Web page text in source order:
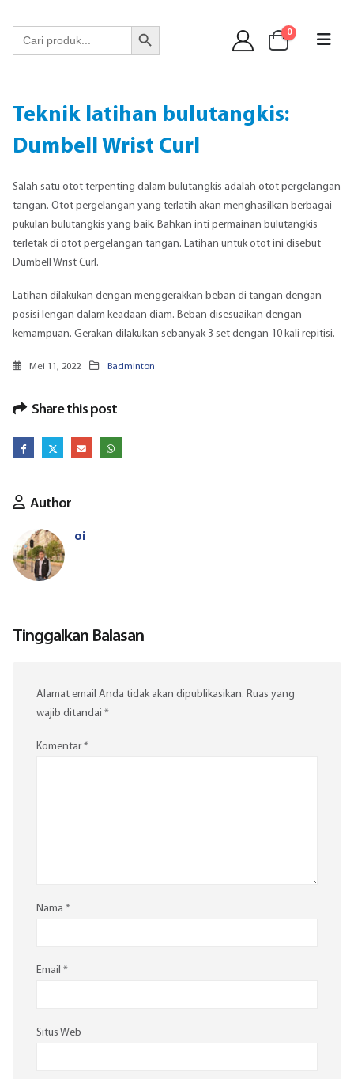
Search
for:
Search Button
0
Teknik latihan bulutangkis:
Dumbell Wrist Curl
Salah satu otot terpenting dalam bulutangkis adalah otot pergelangan
tangan. Otot pergelangan yang terlatih akan menghasilkan berbagai
pukulan bulutangkis yang baik. Bahkan inti permainan bulutangkis
terletak di otot pergelangan tangan. Latihan untuk otot ini disebut
Dumbell Wrist Curl.
Latihan dilakukan dengan menggerakkan beban di tangan dengan
posisi lengan dalam keadaan diam. Beban disesuaikan dengan
kemampuan. Gerakan dilakukan sebanyak 3 set dengan 10 kali repitisi.
Mei 11, 2022 Badminton
Share this post
Author
oi
Tinggalkan Balasan
Alamat email Anda tidak akan dipublikasikan. Ruas yang
wajib ditandai *
Komentar*
Nama *
Email *
Situs Web